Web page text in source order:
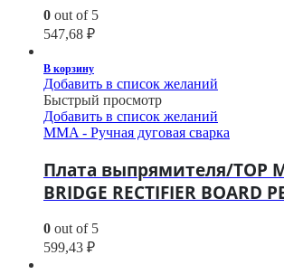
0 out of 5
547,68 ₽
В корзину
Добавить в список желаний
Быстрый просмотр
Добавить в список желаний
MMA - Ручная дуговая сварка
Плата выпрямителя/TOP
BRIDGE RECTIFIER BOARD
0 out of 5
599,43 ₽